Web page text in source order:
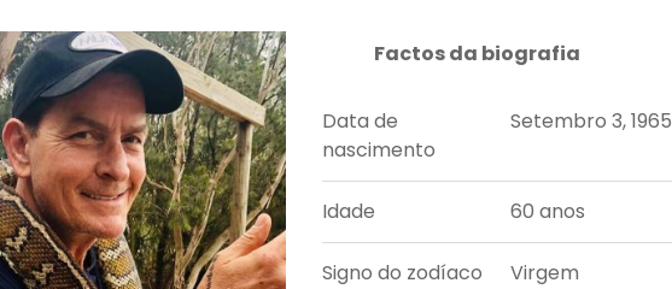
Factos da biografia
Data de
nascimento
Setembro 3, 1965
Idade 60 anos
Signo do zodíaco Virgem